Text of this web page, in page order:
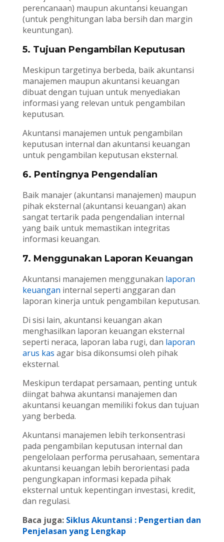
perencanaan) maupun akuntansi keuangan
(untuk penghitungan laba bersih dan margin
keuntungan).
5. Tujuan Pengambilan Keputusan
Meskipun targetinya berbeda, baik akuntansi
manajemen maupun akuntansi keuangan
dibuat dengan tujuan untuk menyediakan
informasi yang relevan untuk pengambilan
keputusan.
Akuntansi manajemen untuk pengambilan
keputusan internal dan akuntansi keuangan
untuk pengambilan keputusan eksternal.
6. Pentingnya Pengendalian
Baik manajer (akuntansi manajemen) maupun
pihak eksternal (akuntansi keuangan) akan
sangat tertarik pada pengendalian internal
yang baik untuk memastikan integritas
informasi keuangan.
7. Menggunakan Laporan Keuangan
Akuntansi manajemen menggunakan laporan
keuangan internal seperti anggaran dan
laporan kinerja untuk pengambilan keputusan.
Di sisi lain, akuntansi keuangan akan
menghasilkan laporan keuangan eksternal
seperti neraca, laporan laba rugi, dan laporan
arus kas agar bisa dikonsumsi oleh pihak
eksternal.
Meskipun terdapat persamaan, penting untuk
diingat bahwa akuntansi manajemen dan
akuntansi keuangan memiliki fokus dan tujuan
yang berbeda.
Akuntansi manajemen lebih terkonsentrasi
pada pengambilan keputusan internal dan
pengelolaan performa perusahaan, sementara
akuntansi keuangan lebih berorientasi pada
pengungkapan informasi kepada pihak
eksternal untuk kepentingan investasi, kredit,
dan regulasi.
Baca juga: Siklus Akuntansi : Pengertian dan
Penjelasan yang Lengkap